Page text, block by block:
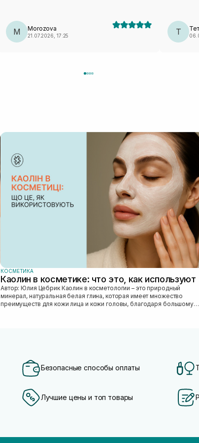
M Morozova
21.07.2026, 17:25 Т
КОСМЕТИКА
Каолин в косметике: что это, как используют
Автор: Юлия Цебрик Каолин в косметологии – это природный
минерал, натуральная белая глина, которая имеет множество
преимуществ для кожи лица и кожи головы, благодаря большому
Безопасные способы оплаты
Лучшие цены и топ товары